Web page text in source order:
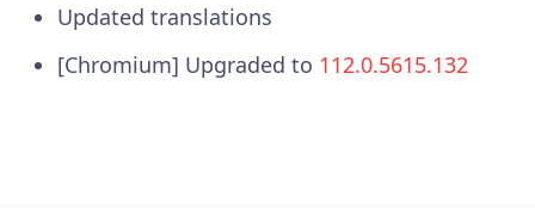
Updated translations
[Chromium] Upgraded to 112.0.5615.132